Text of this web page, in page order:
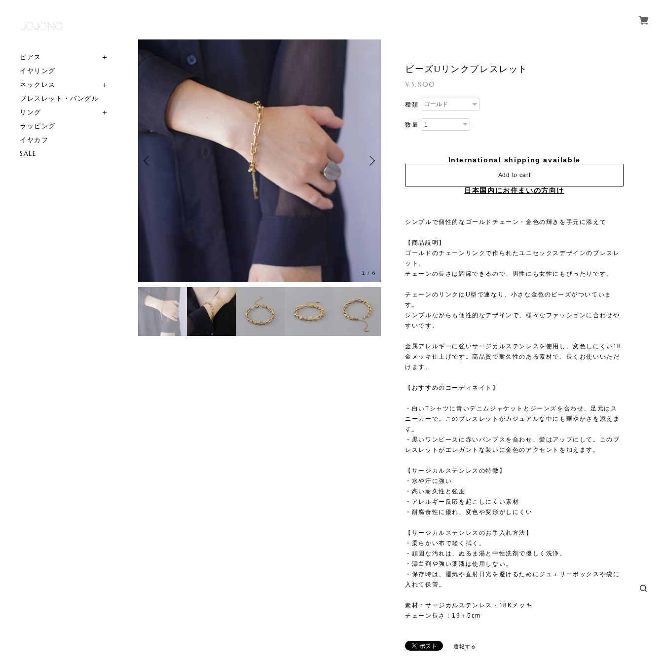
ピアス
イヤリング
ネックレス
ブレスレット・バングル
リング
ラッピング
イヤカフ
SALE
2 /6
ビーズUリンクブレスレット
¥3,800
種類
数量
International shipping available
Add to cart
日本国内にお住まいの方向け
シンプルで個性的なゴールドチェーン・金色の輝きを手元に添えて
【商品説明】
ゴールドのチェーンリンクで作られたユニセックスデザインのブレスレ
ット。
チェーンの長さは調節できるので、男性にも女性にもぴったりです。
チェーンのリンクはU型で連なり、小さな金色のビーズがついていま
す。
シンプルながらも個性的なデザインで、様々なファッションに合わせや
すいです。
金属アレルギーに強いサージカルステンレスを使用し、変色しにくい18
金メッキ仕上げです。高品質で耐久性のある素材で、長くお使いいただ
けます。
【おすすめのコーディネイト】
・白いTシャツに青いデニムジャケットとジーンズを合わせ、足元はス
ニーカーで。このブレスレットがカジュアルな中にも華やかさを添えま
す。
・黒いワンピースに赤いパンプスを合わせ、髪はアップにして。このブ
レスレットがエレガントな装いに金色のアクセントを加えます。
【サージカルステンレスの特徴】
・水や汗に強い
・高い耐久性と強度
・アレルギー反応を起こしにくい素材
・耐腐食性に優れ、変色や変形がしにくい
【サージカルステンレスのお手入れ方法】
・柔らかい布で軽く拭く。
・頑固な汚れは、ぬるま湯と中性洗剤で優しく洗浄。
・漂白剤や強い薬液は使用しない。
・保存時は、湿気や直射日光を避けるためにジュエリーボックスや袋に
入れて保管。
素材：サージカルステンレス・18Kメッキ
チェーン長さ：19＋5cm
通報する